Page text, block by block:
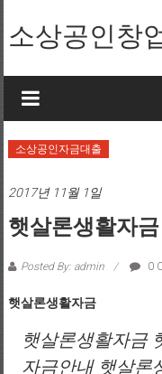
소상공인창
소상공인자금대출
2017년 11월 1일
햇살론생활자금
Posted By: admin 0
햇살론생활자금
햇살론생활자금
자금안내 햇살론